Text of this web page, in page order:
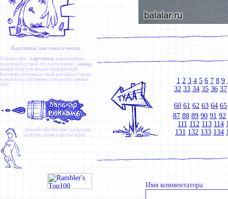
Картинки, рисунки и юмор
Основа сайта - картинки , нарисованные
шариковой ручкой. Ну и естественно - юмор ,
правда зачастую весьма специфичный.
Картинки, рисунки ручкой, рассказы, а так же
всякий бред собственно и образуют данный
сайт.
Детский сайт Ребзики: раскраски,
отличия, пазлы и другие игры!
1 2 3 4 5 6 7 8 9
32 33 34 35 36 37
60 61 62 63 64 65
87 88 89 90 91 92
111 112 113 114
131 132 133 134
Имя комментатора: